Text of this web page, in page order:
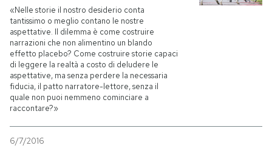
I MIEI PREFERITI
SHOP
CALENDARIO
AREA PERSONALE
«Nelle storie il nostro desiderio conta
tantissimo o meglio contano le nostre
aspettative. Il dilemma è come costruire
narrazioni che non alimentino un blando
effetto placebo? Come costruire storie capaci
di leggere la realtà a costo di deludere le
aspettative, ma senza perdere la necessaria
fiducia, il patto narratore-lettore, senza il
quale non puoi nemmeno cominciare a
raccontare?»
6/7/2016